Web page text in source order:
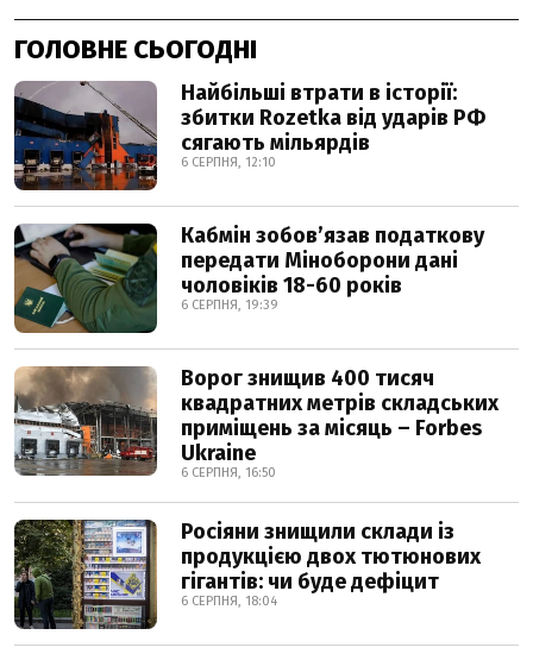
ГОЛОВНЕ СЬОГОДНІ
Найбільші втрати в історії:
збитки Rozetka від ударів РФ
сягають мільярдів
6 СЕРПНЯ, 12:10
Кабмін зобовʼязав податкову
передати Міноборони дані
чоловіків 18-60 років
6 СЕРПНЯ, 19:39
Ворог знищив 400 тисяч
квадратних метрів складських
приміщень за місяць – Forbes
Ukraine
6 СЕРПНЯ, 16:50
Росіяни знищили склади із
продукцією двох тютюнових
гігантів: чи буде дефіцит
6 СЕРПНЯ, 18:04